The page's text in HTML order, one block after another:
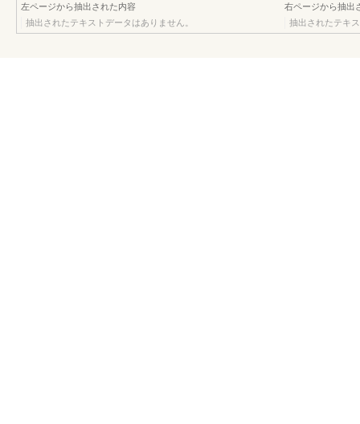
左ページから抽出された内容
抽出されたテキストデータはありません。
右ページから抽出
抽出されたテキ